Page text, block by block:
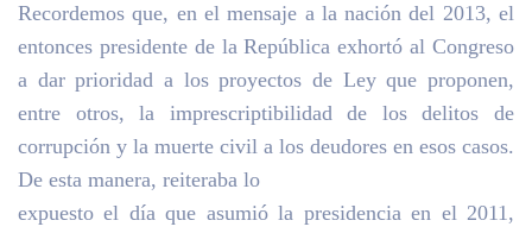
Recordemos que, en el mensaje a la nación del 2013, el
entonces presidente de la República exhortó al Congreso
a dar prioridad a los proyectos de Ley que proponen,
entre otros, la imprescriptibilidad de los delitos de
corrupción y la muerte civil a los deudores en esos casos.
De esta manera, reiteraba lo
expuesto el día que asumió la presidencia en el 2011,